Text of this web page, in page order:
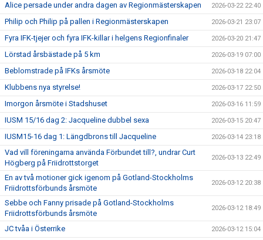
Alice persade under andra dagen av Regionmästerskapen 2026-03-22 22:40
Philip och Philip på pallen i Regionmästerskapen 2026-03-21 23:07
Fyra IFK-tjejer och fyra IFK-killar i helgens Regionfinaler 2026-03-20 21:47
Lörstad årsbästade på 5 km 2026-03-19 07:00
Beblomstrade på IFKs årsmöte 2026-03-18 22:04
Klubbens nya styrelse! 2026-03-17 22:50
Imorgon årsmöte i Stadshuset 2026-03-16 11:59
IUSM 15/16 dag 2: Jacqueline dubbel sexa 2026-03-15 20:47
IUSM15-16 dag 1: Längdbrons till Jacqueline 2026-03-14 23:18
Vad vill föreningarna använda Förbundet till?, undrar Curt
Högberg på Friidrottstorget
2026-03-13 22:49
En av två motioner gick igenom på Gotland-Stockholms
Friidrottsförbunds årsmöte
2026-03-12 20:38
Sebbe och Fanny prisade på Gotland-Stockholms
Friidrottsförbunds årsmöte
2026-03-12 18:49
JC tvåa i Österrike 2026-03-12 15:04